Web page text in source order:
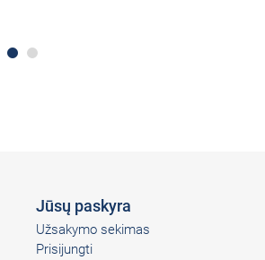
Jūsų paskyra
Užsakymo sekimas
Prisijungti